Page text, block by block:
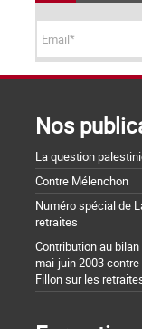
Nos
La question
Contre Mélenchon
Numéro spécial de
retraites
Contribution au
mai-juin 2003
Fillon sur les